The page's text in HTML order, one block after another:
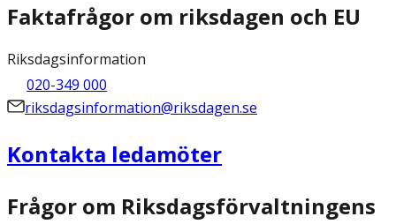
Faktafrågor om riksdagen och EU
Riksdagsinformation
020-349 000
riksdagsinformation@riksdagen.se
Kontakta ledamöter
Frågor om Riksdagsförvaltningens